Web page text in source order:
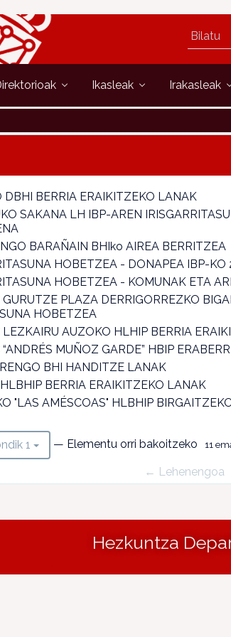
Ikasleak Irakasleak
DBHI BERRIA ERAIKITZEKO LANAK
SAKANA LH IBP-AREN
BARAÑAIN BHIko AIREA BERRITZEA
HOBETZEA - DONAPEA IBP-KO
HOBETZEA - KOMUNAK ETA
GURUTZE PLAZA DERRIGORREZKO
HOBETZEA
LEZKAIRU AUZOKO HLHIP BERRIA
“ANDRÉS MUÑOZ GARDE” HBIP
BHI HANDITZE LANAK
BERRIA ERAIKITZEKO LANAK
"LAS AMÉSCOAS" HLBHIP
1 — Elementu orri bakoitzeko 11
← Lehenengoa
Hezkuntza